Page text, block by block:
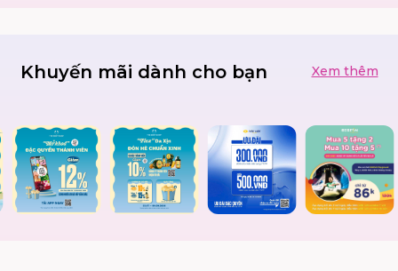
Khuyến mãi dành cho bạn Xem thêm